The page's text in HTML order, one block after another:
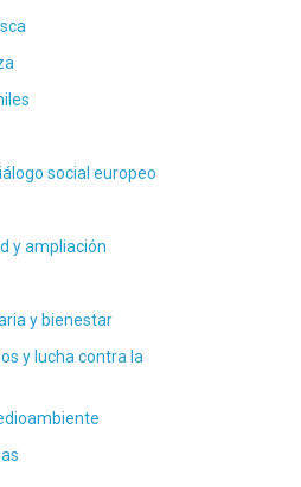
social europeo
y ampliación
y bienestar
y lucha contra la